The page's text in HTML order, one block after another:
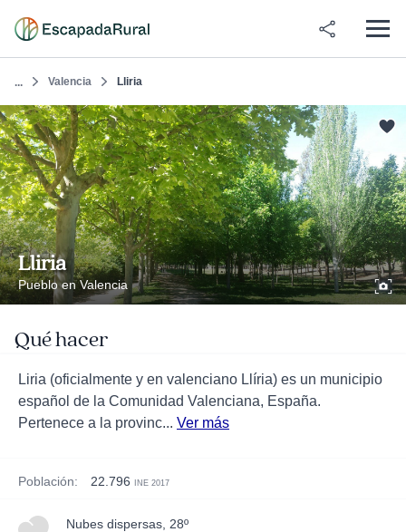
... Valencia Lliria
Lliria
Pueblo en Valencia
Qué hacer
Liria (oficialmente y en valenciano Llíria) es un municipio
español de la Comunidad Valenciana, España.
Pertenece a la provinc... Ver más
Población: 22.796 INE 2017
nubes dispersas, 28º